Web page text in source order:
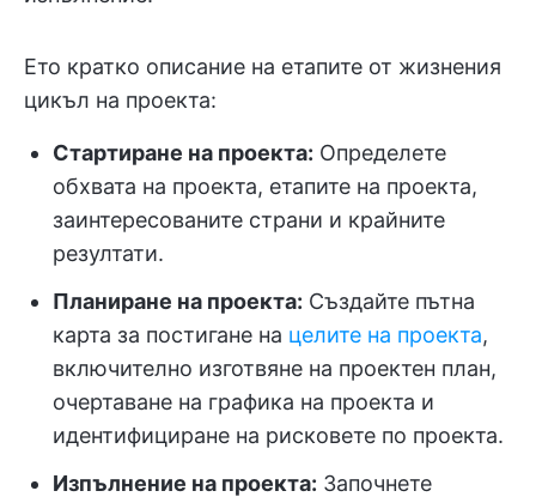
Ето кратко описание на етапите от жизнения
цикъл на проекта:
Стартиране на проекта: Определете
обхвата на проекта, етапите на проекта,
заинтересованите страни и крайните
резултати.
Планиране на проекта: Създайте пътна
карта за постигане на целите на проекта,
включително изготвяне на проектен план,
очертаване на графика на проекта и
идентифициране на рисковете по проекта.
Изпълнение на проекта: Започнете